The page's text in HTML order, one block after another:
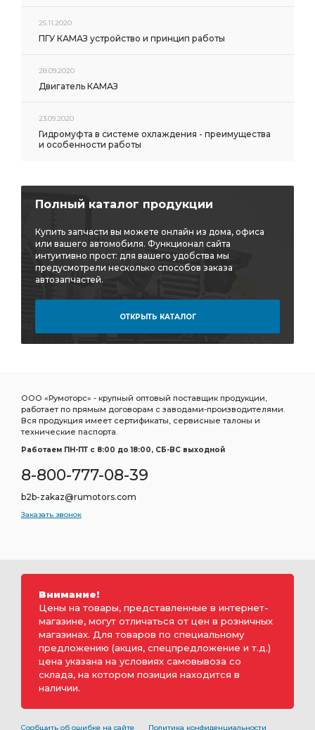
25.11.2020
ПГУ КАМАЗ устройство и принцип работы
28.09.2020
Двигатель КАМАЗ
23.09.2020
Гидромуфта в системе охлаждения - преимущества
и особенности работы
Полный каталог продукции
Купить запчасти вы можете онлайн из дома, офиса
или вашего автомобиля. Функционал сайта
интуитивно прост: для вашего удобства мы
предусмотрели несколько способов заказа
автозапчастей.
ОТКРЫТЬ КАТАЛОГ
ООО «Румоторс» - крупный оптовый поставщик продукции,
работает по прямым договорам с заводами-производителями.
Вся продукция имеет сертификаты, сервисные талоны и
технические паспорта.
Работаем ПН-ПТ c 8:00 до 18:00, СБ-ВС выходной
8-800-777-08-39
b2b-zakaz@rumotors.com
Заказать звонок
Внимание!
Цены на товары, представленные в интернет-
магазине, могут отличаться от цен в розничных
магазинах. Для товаров по специальному
предложению (акция, спецпредложение и т.д.)
цена указана на условиях самовывоза со
склада, на котором позиция находится в
наличии.
Сообщить об ошибке на сайте Политика конфиденциальности